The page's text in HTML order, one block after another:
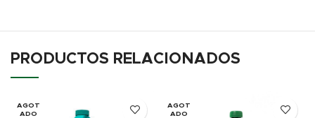
PRODUCTOS RELACIONADOS
AGOT
ADO
AGOT
ADO